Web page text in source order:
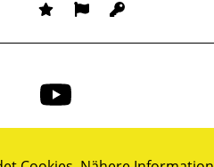
Folge
uns
auf